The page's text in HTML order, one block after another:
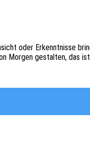
oder Erkennt­nis­se
Morgen gestal­ten, das